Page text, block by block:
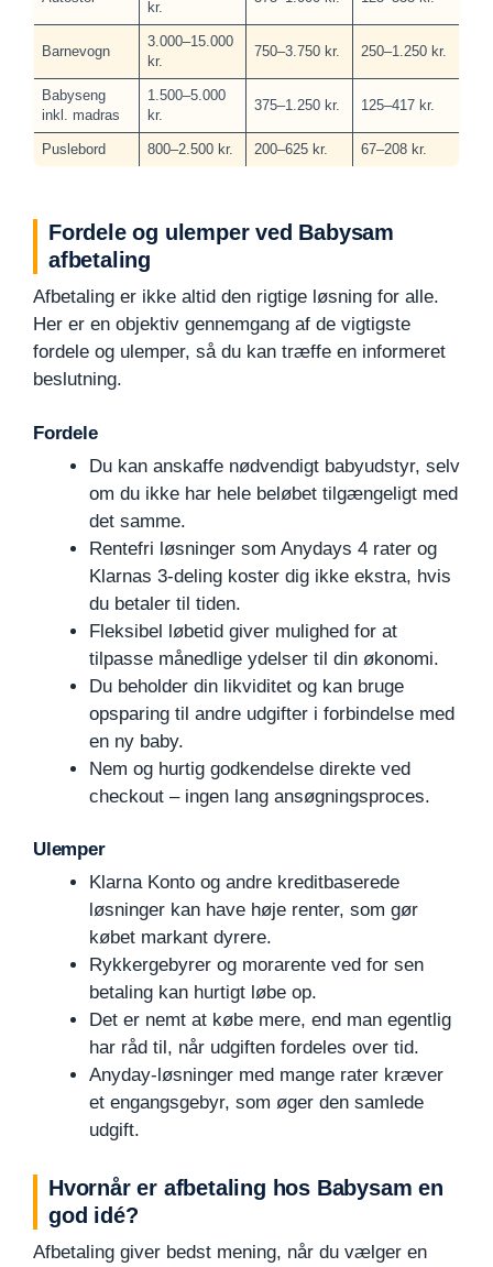
kr.
Barnevogn
3.000–15.000
kr.
750–3.750 kr. 250–1.250 kr.
Babyseng
inkl. madras
1.500–5.000
kr.
375–1.250 kr. 125–417 kr.
Puslebord 800–2.500 kr. 200–625 kr. 67–208 kr.
Fordele og ulemper ved Babysam
afbetaling
Afbetaling er ikke altid den rigtige løsning for alle.
Her er en objektiv gennemgang af de vigtigste
fordele og ulemper, så du kan træffe en informeret
beslutning.
Fordele
Du kan anskaffe nødvendigt babyudstyr, selv
om du ikke har hele beløbet tilgængeligt med
det samme.
Rentefri løsninger som Anydays 4 rater og
Klarnas 3-deling koster dig ikke ekstra, hvis
du betaler til tiden.
Fleksibel løbetid giver mulighed for at
tilpasse månedlige ydelser til din økonomi.
Du beholder din likviditet og kan bruge
opsparing til andre udgifter i forbindelse med
en ny baby.
Nem og hurtig godkendelse direkte ved
checkout – ingen lang ansøgningsproces.
Ulemper
Klarna Konto og andre kreditbaserede
løsninger kan have høje renter, som gør
købet markant dyrere.
Rykkergebyrer og morarente ved for sen
betaling kan hurtigt løbe op.
Det er nemt at købe mere, end man egentlig
har råd til, når udgiften fordeles over tid.
Anyday-løsninger med mange rater kræver
et engangsgebyr, som øger den samlede
udgift.
Hvornår er afbetaling hos Babysam en
god idé?
Afbetaling giver bedst mening, når du vælger en